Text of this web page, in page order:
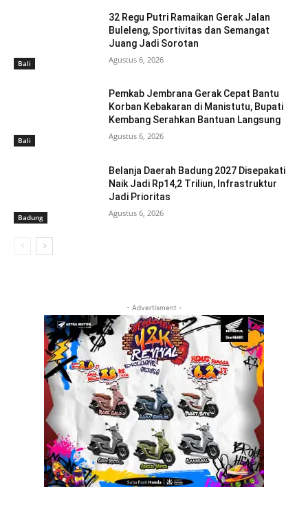
Bali
32 Regu Putri Ramaikan Gerak Jalan
Buleleng, Sportivitas dan Semangat
Juang Jadi Sorotan
Agustus 6, 2026
Bali
Pemkab Jembrana Gerak Cepat Bantu
Korban Kebakaran di Manistutu, Bupati
Kembang Serahkan Bantuan Langsung
Agustus 6, 2026
Badung
Belanja Daerah Badung 2027 Disepakati
Naik Jadi Rp14,2 Triliun, Infrastruktur
Jadi Prioritas
Agustus 6, 2026
- Advertisment -